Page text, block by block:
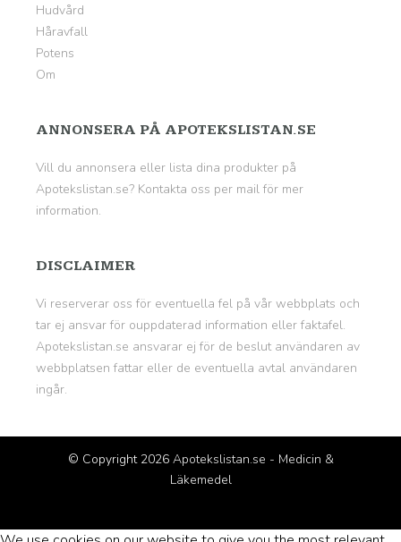
Hudvård
Håravfall
Potens
Om
ANNONSERA PÅ APOTEKSLISTAN.SE
Vill du annonsera eller lista dina produkter på
Apotekslistan.se? Kontakta oss per mail för mer
information.
DISCLAIMER
Vi reserverar oss för eventuella fel på vår webbplats och
tar ej ansvar för ouppdaterad information eller faktafel.
Apotekslistan.se ansvarar ej för de beslut användaren av
webbplatsen fattar eller de eventuella avtal användaren
ingår.
© Copyright 2026 Apotekslistan.se - Medicin &
Läkemedel